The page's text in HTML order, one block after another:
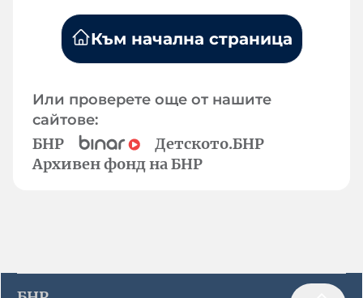
Към начална страница
Или проверете още от нашите
сайтове:
БНР
Детското.БНР
Архивен фонд на БНР